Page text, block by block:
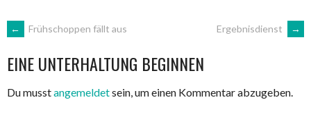
ARTIKEL-
NAVIGATION
← Frühschoppen fällt aus Ergebnisdienst →
EINE UNTERHALTUNG BEGINNEN
Du musstangemeldetsein, um einen Kommentar abzugeben.